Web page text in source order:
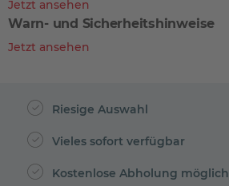
Jetzt ansehen
Warn- und Sicherheitshinweise
Jetzt ansehen
Riesige Auswahl
Vieles sofort verfügbar
Kostenlose Abholung möglich